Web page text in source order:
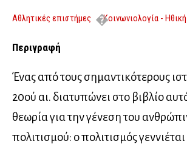
Αθλητικές επιστήμες Κοινωνιολογία - Ηθική
Περιγραφή
Ένας από τους σημαντικότερους
20ού αι. διατυπώνει στο βιβλίο
θεωρία για την γένεση του
πολιτισμού: ο πολιτισμός